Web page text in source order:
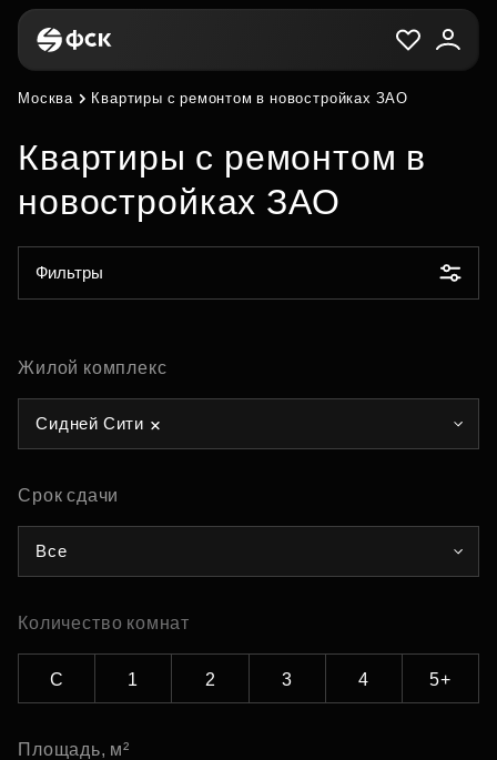
Москва Квартиры с ремонтом в новостройках ЗАО
Квартиры с ремонтом в
новостройках ЗАО
Фильтры
Жилой комплекс
Сидней Сити
Срок сдачи
Все
Количество комнат
С 1 2 3 4 5+
Площадь, м²